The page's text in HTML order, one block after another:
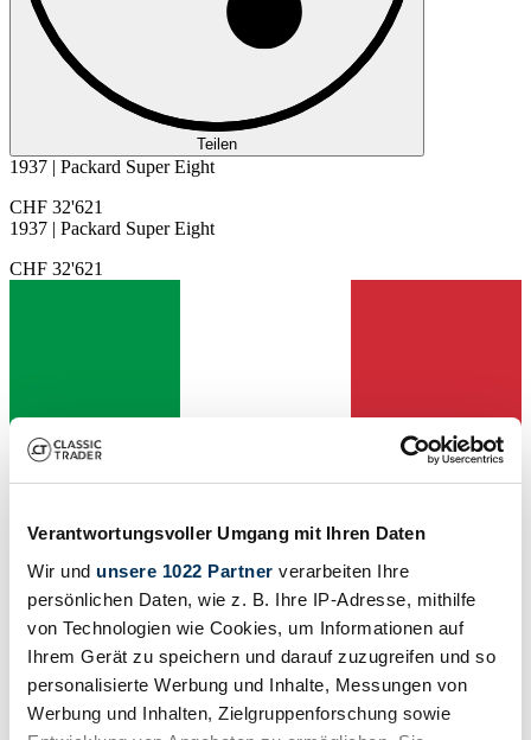
Verantwortungsvoller Umgang mit Ihren Daten
Wir und unsere 1022 Partner verarbeiten Ihre
persönlichen Daten, wie z. B. Ihre IP-Adresse, mithilfe
von Technologien wie Cookies, um Informationen auf
Ihrem Gerät zu speichern und darauf zuzugreifen und so
personalisierte Werbung und Inhalte, Messungen von
Werbung und Inhalten, Zielgruppenforschung sowie
Teilen
1937 | Packard Super Eight
CHF 32'621
1937 | Packard Super Eight
CHF 32'621
Händler